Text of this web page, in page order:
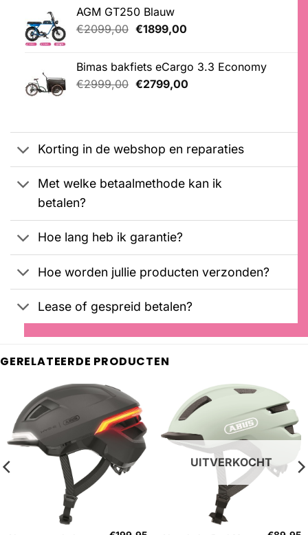
gebaseerd
op
klantbeoordelingen
AGM GT250 Blauw
€2099,00 Oorspronkelijke
€2099,00.
€1899,00Huidige
€1899,00.
Bimas bakfiets eCargo 3.3 Economy
€2999,00 Oorspronkelijke
€2799,00Huidige
Korting in de webshop en reparaties
Met welke betaalmethode kan ik
betalen?
Hoe lang heb ik garantie?
Hoe worden jullie producten verzonden?
Lease of gespreid betalen?
GERELATEERDE PRODUCTEN
UITVERKOCHT